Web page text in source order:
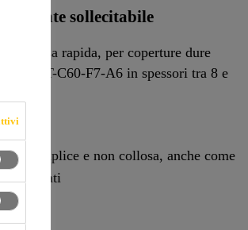
sollecitabile
a presa rapida, per coperture dure
CT-C60-F7-A6 in spessori tra 8 e
semplice e non collosa, anche come
inclinati